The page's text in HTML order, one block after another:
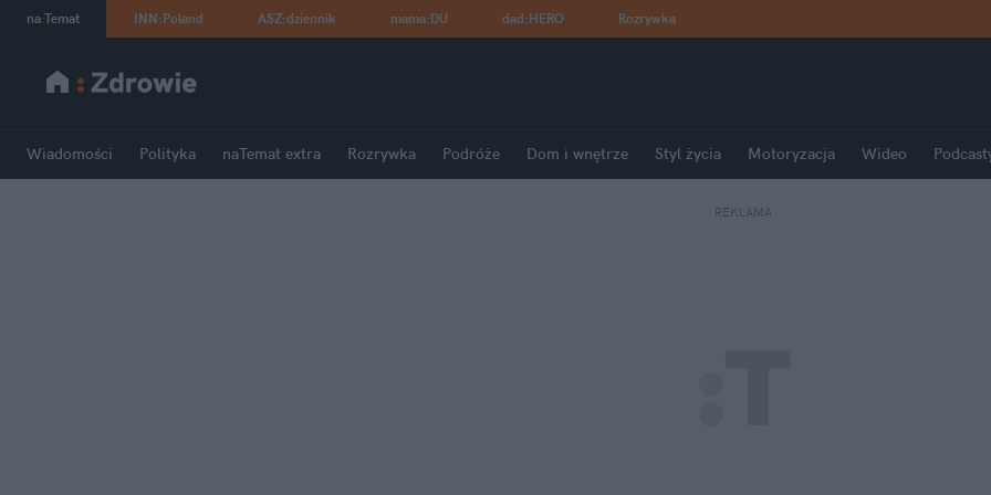
na:Temat INN:Poland ASZ:dziennik mama:DU dad:HERO Rozrywka
Wiadomości Polityka naTemat extra Rozrywka Podróże Dom i wnętrze Styl życia Motoryzacja Wideo
REKLAMA